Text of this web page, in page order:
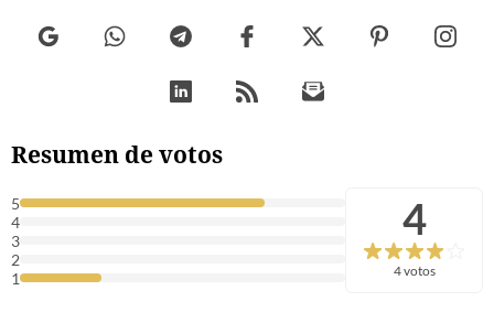
Resumen de votos
5
4
3
2
1
4
4 votos